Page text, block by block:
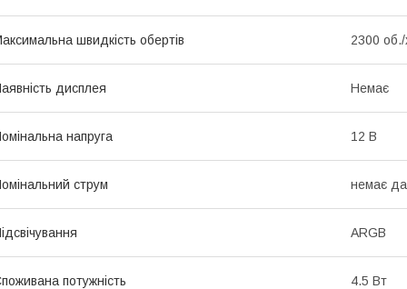
швидкість обертів 2300 об./
дисплея Немає
напруга 12 В
струм немає
ARGB
потужність 4.5 Вт